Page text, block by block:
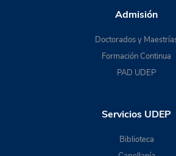
Admisión
Doctorados y
Formación Continua
PAD UDEP
Servicios UDEP
Biblioteca